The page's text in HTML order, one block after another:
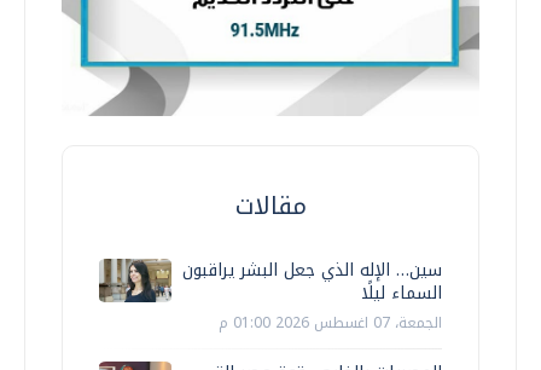
مقالات
سين… الإله الذي جعل البشر يراقبون
السماء ليلًا
الجمعة، 07 اغسطس 2026 01:00 م